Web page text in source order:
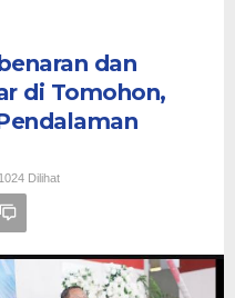
dan
di Tomohon,
1024 Dilihat